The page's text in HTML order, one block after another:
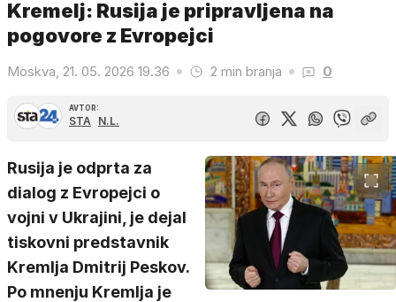
Kremelj: Rusija je pripravljena na
pogovore z Evropejci
Moskva, 21. 05. 2026 19.36 2 min branja 0
AVTOR:
STA N.L.
Rusija je odprta za
dialog z Evropejci o
vojni v Ukrajini, je dejal
tiskovni predstavnik
Kremlja Dmitrij Peskov.
Po mnenju Kremlja je